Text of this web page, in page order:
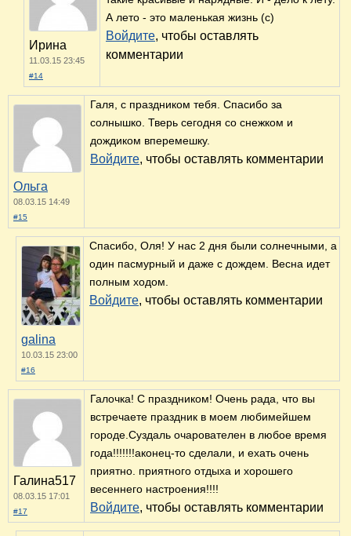
Ирина
11.03.15 23:45
#14
А лето - это маленькая жизнь (с)
Войдите, чтобы оставлять
комментарии
Ольга
08.03.15 14:49
#15
Галя, с праздником тебя. Спасибо за
солнышко. Тверь сегодня со снежком и
дождиком вперемешку.
Войдите, чтобы оставлять комментарии
galina
10.03.15 23:00
#16
Спасибо, Оля! У нас 2 дня были солнечными, а
один пасмурный и даже с дождем. Весна идет
полным ходом.
Войдите, чтобы оставлять комментарии
Галина517
08.03.15 17:01
#17
Галочка! С праздником! Очень рада, что вы
встречаете праздник в моем любимейшем
городе.Суздаль очарователен в любое время
года!!!!!!!аконец-то сделали, и ехать очень
приятно. приятного отдыха и хорошего
весеннего настроения!!!!
Войдите, чтобы оставлять комментарии